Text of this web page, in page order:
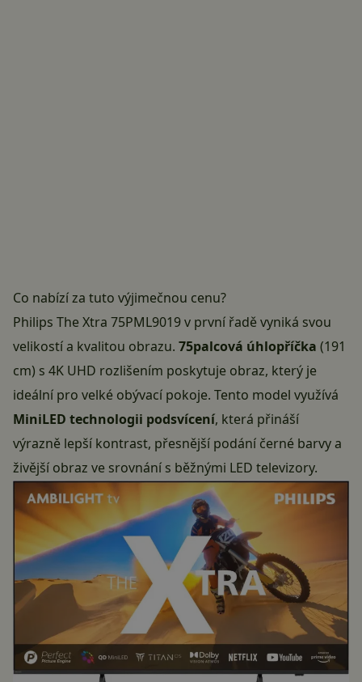
Co nabízí za tuto výjimečnou cenu?
Philips The Xtra 75PML9019 v první řadě vyniká svou
velikostí a kvalitou obrazu. 75palcová úhlopříčka (191
cm) s 4K UHD rozlišením poskytuje obraz, který je
ideální pro velké obývací pokoje. Tento model využívá
MiniLED technologii podsvícení, která přináší
výrazně lepší kontrast, přesnější podání černé barvy a
živější obraz ve srovnání s běžnými LED televizory.